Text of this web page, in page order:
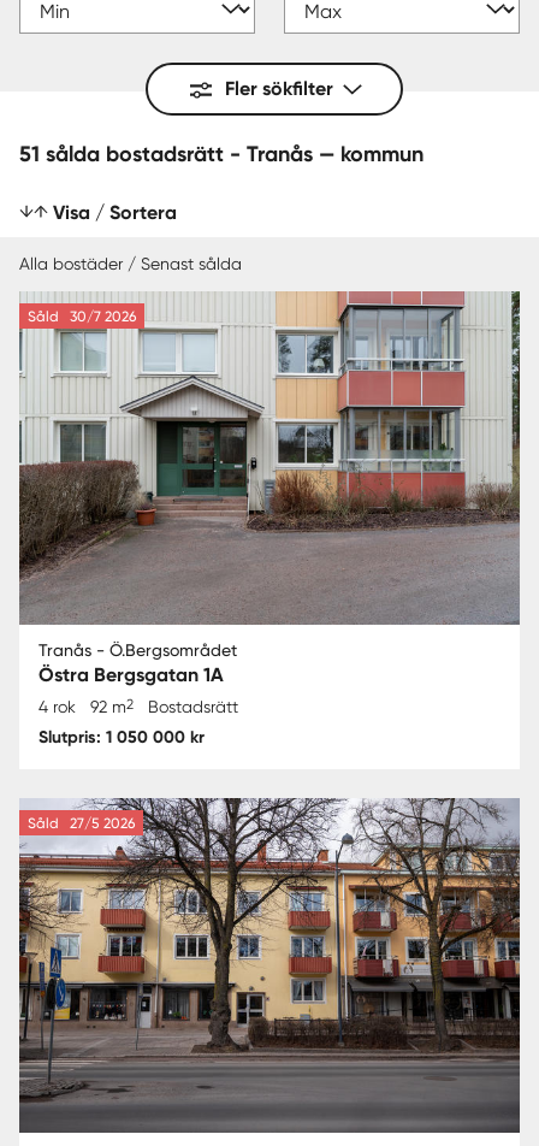
Fler sökfilter
51 sålda bostadsrätt - Tranås — kommun
Visa / Sortera
SENAST SÅLDA
Alla bostäder / Senast sålda
Såld 30/7 2026
Tranås - Ö.Bergsområdet
Östra Bergsgatan 1A
4 rok 92 m2 Bostadsrätt
Slutpris: 1 050 000 kr
Såld 27/5 2026